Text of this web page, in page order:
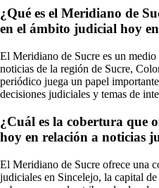
¿Qué es el Meridiano de
en el ámbito judicial hoy
El Meridiano de Sucre es un
noticias de la región de Sucre,
periódico juega un papel
decisiones judiciales y temas de
¿Cuál es la cobertura que
hoy en relación a noticias
El Meridiano de Sucre ofrece una
judiciales en Sincelejo, la capital